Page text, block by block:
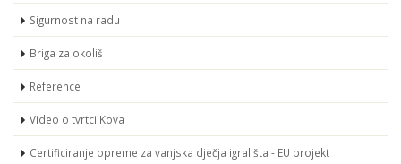
Sigurnost na radu
Briga za okoliš
Reference
Video o tvrtci Kova
Certificiranje opreme za vanjska dječja igrališta - EU projekt